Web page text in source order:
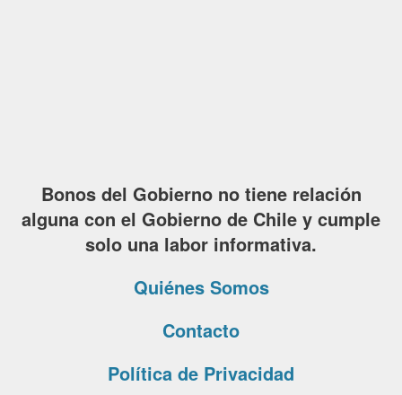
Bonos del Gobierno no tiene relación
alguna con el Gobierno de Chile y cumple
solo una labor informativa.
Quiénes Somos
Contacto
Política de Privacidad